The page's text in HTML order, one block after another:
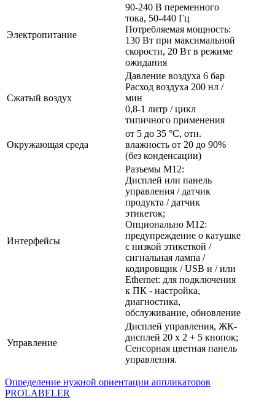
Электропитание
90-240 В переменного
тока, 50-440 Гц
Потребляемая мощность:
130 Вт при максимальной
скорости, 20 Вт в режиме
ожидания
Сжатый воздух
Давление воздуха 6 бар
Расход воздуха 200 нл /
мин
0,8-1 литр / цикл
типичного применения
Окружающая среда
от 5 до 35 °C, отн.
влажность от 20 до 90%
(без конденсации)
Интерфейсы
Разъемы M12:
Дисплей или панель
управления / датчик
продукта / датчик
этикеток;
Опционально M12:
предупреждение о катушке
с низкой этикеткой /
сигнальная лампа /
кодировщик / USB и / или
Ethernet: для подключения
к ПК - настройка,
диагностика,
обслуживание, обновление
Управление
Дисплей управления, ЖК-
дисплей 20 x 2 + 5 кнопок;
Сенсорная цветная панель
управления.
Определение нужной ориентации аппликаторов
PROLABELER